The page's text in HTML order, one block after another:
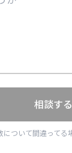
相談する
ついて間違ってる